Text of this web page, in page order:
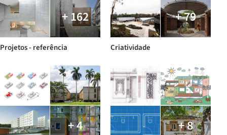
+ 162
Projetos - referência
+ 79
Criatividade
+ 4 + 8